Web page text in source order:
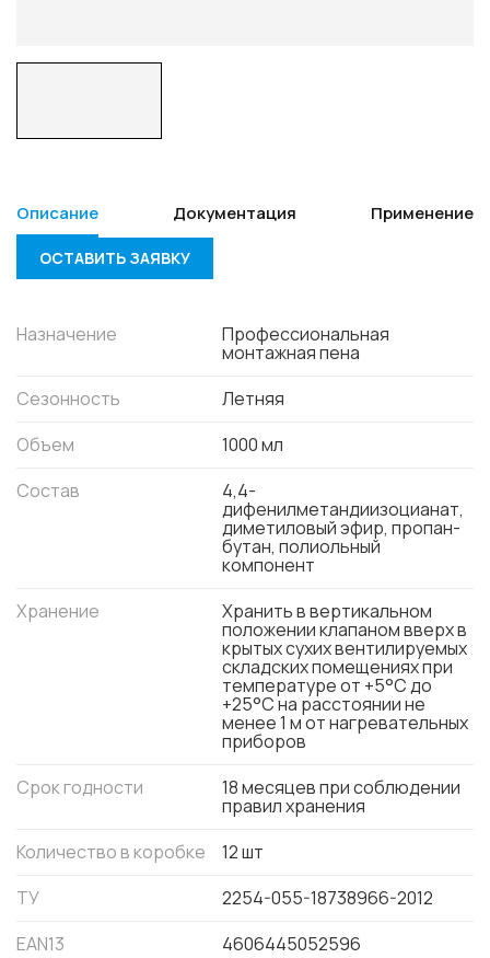
Описание Документация Применение
ОСТАВИТЬ ЗАЯВКУ
Назначение Профессиональная
монтажная пена
Сезонность
Летняя
Объем
1000 мл
Состав
4,4-
дифенилметандиизоцианат,
диметиловый эфир, пропан-
бутан, полиольный
компонент
Хранение
Хранить в вертикальном
положении клапаном вверх в
крытых сухих вентилируемых
складских помещениях при
температуре от +5°C до
+25°C на расстоянии не
менее 1 м от нагревательных
приборов
Срок годности
18 месяцев при соблюдении
правил хранения
Количество в коробке
12 шт
ТУ
2254-055-18738966-2012
EAN13
4606445052596